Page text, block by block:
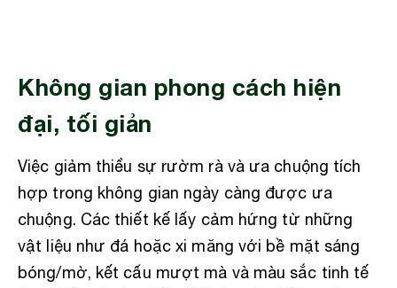
Không gian phong cách hiện
đại, tối giản
Việc giảm thiểu sự rườm rà và ưa chuộng tích
hợp trong không gian ngày càng được ưa
chuộng. Các thiết kế lấy cảm hứng từ những
vật liệu như đá hoặc xi măng với bề mặt sáng
bóng/mờ, kết cấu mượt mà và màu sắc tinh tế